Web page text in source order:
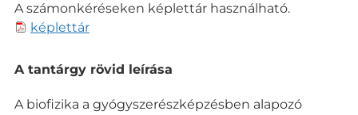
A számonkéréseken képlettár használható.
képlettár
A tantárgy rövid leírása
A biofizika a gyógyszerészképzésben alapozó